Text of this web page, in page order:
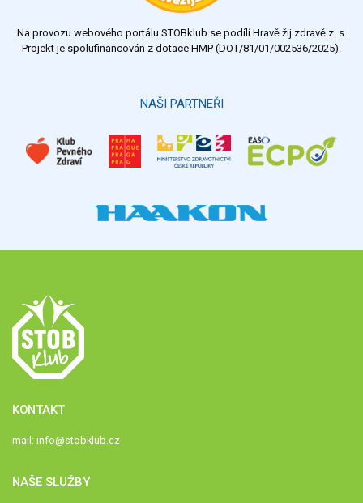
Na provozu webového portálu STOBklub se podílí Hravě žij zdravě z. s.
Projekt je spolufinancován z dotace HMP (DOT/81/01/002536/2025).
NAŠI PARTNEŘI
KONTAKT
mail: info@stobklub.cz
NAŠE SLUŽBY